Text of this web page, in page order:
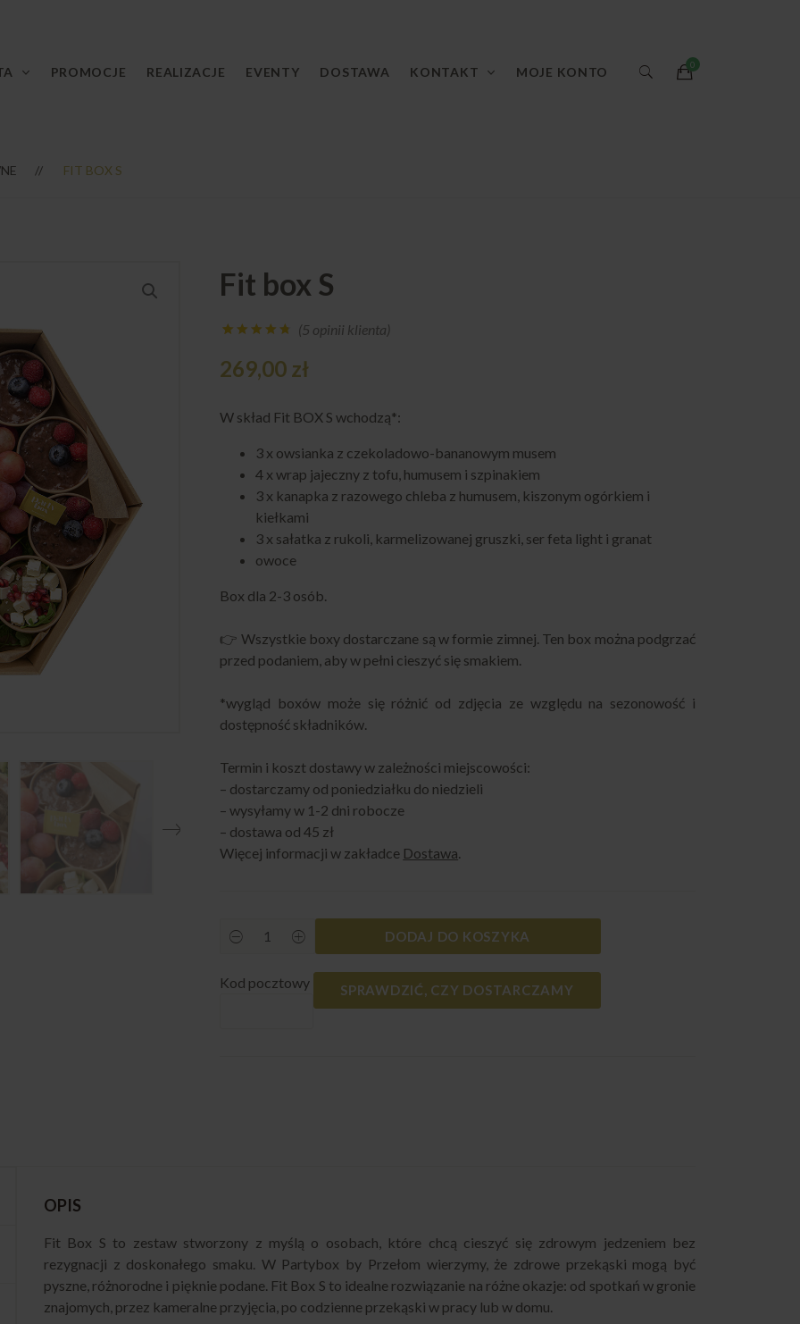
PROMOCJE REALIZACJE EVENTY DOSTAWA KONTAKT MOJE KONTO
FIT BOX S
Fit box S
4.60 na 5
na
klientów
(5 opinii klienta)
269,00 zł
W skład Fit BOX S wchodzą*:
3 x owsianka z czekoladowo-bananowym musem
4 x wrap jajeczny z tofu, humusem i szpinakiem
3 x kanapka z razowego chleba z humusem, kiszonym ogórkiem i
kiełkami
3 x sałatka z rukoli, karmelizowanej gruszki, ser feta light i granat
owoce
Box dla 2-3 osób.
👉 Wszystkie boxy dostarczane są w formie zimnej. Ten box można podgrzać
przed podaniem, aby w pełni cieszyć się smakiem.
*wygląd boxów może się różnić od zdjęcia ze względu na sezonowość i
dostępność składników.
Termin i koszt dostawy w zależności miejscowości:
– dostarczamy od poniedziałku do niedzieli
– wysyłamy w 1-2 dni robocze
– dostawa od 45 zł
Więcej informacji w zakładce Dostawa.
Fit
quantity
DODAJ DO KOSZYKA
Kod pocztowy SPRAWDZIĆ, CZY DOSTARCZAMY
OPIS
Fit Box S to zestaw stworzony z myślą o osobach, które chcą cieszyć się zdrowym jedzeniem bez
rezygnacji z doskonałego smaku. W Partybox by Przełom wierzymy, że zdrowe przekąski mogą być
pyszne, różnorodne i pięknie podane. Fit Box S to idealne rozwiązanie na różne okazje: od spotkań w gronie
znajomych, przez kameralne przyjęcia, po codzienne przekąski w pracy lub w domu.